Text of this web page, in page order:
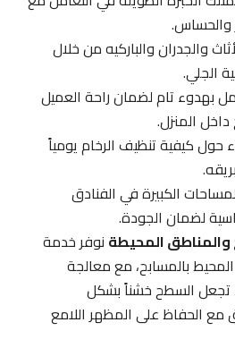
والباركيه من خلال
تام لضمان راحة العميل
المنزل.
كيفية تنظيف الرخام يومياً
الكبيرة في الفنادق
لضمان الجودة.
المحيطةنوفر خدمة
بالمسابح، مع معالجة
تجعل السطح خشناً بشكل
الحفاظ على المظهر اللامع